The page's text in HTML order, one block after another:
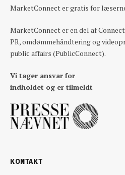
MarketConnect er gratis for
MarketConnect er en del af
PR, omdømmehåndtering og
public affairs (PublicConnect).
Vi tager ansvar for
indholdet og er tilmeldt
KONTAKT